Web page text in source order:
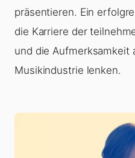
präsentieren. Ein
die Karriere der
und die Aufmerksamkeit
Musikindustrie lenken.